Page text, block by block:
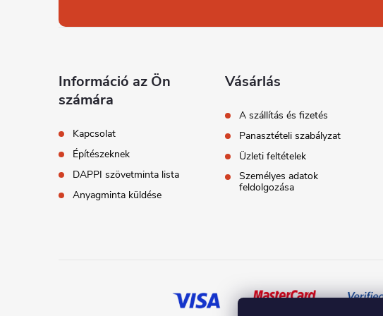
Információ az Ön
számára
Kapcsolat
Építészeknek
DAPPI szövetminta lista
Anyagminta küldése
Vásárlás
A szállítás és fizetés
Panasztételi szabályzat
Üzleti feltételek
Személyes adatok
feldolgozása